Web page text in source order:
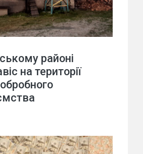
районі
на території